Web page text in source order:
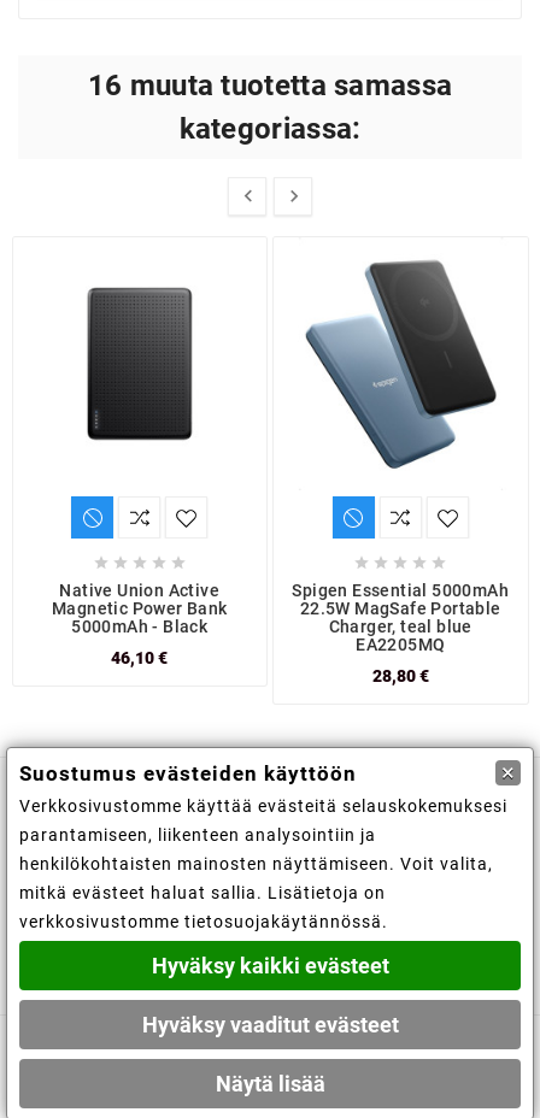
16 muuta tuotetta samassa
kategoriassa:
 
    
Native Union Active
Magnetic Power Bank
5000mAh - Black
46,10 €
    
Spigen Essential 5000mAh
22.5W MagSafe Portable
Charger, teal blue
EA2205MQ
28,80 €
Kaupan tiedot 

Tilisi 
Suostumus evästeiden käyttöön ×
Verkkosivustomme käyttää evästeitä selauskokemuksesi
parantamiseen, liikenteen analysointiin ja
henkilökohtaisten mainosten näyttämiseen. Voit valita,
mitkä evästeet haluat sallia. Lisätietoja on
verkkosivustomme tietosuojakäytännössä.
Hyväksy kaikki evästeet
Hyväksy vaaditut evästeet
Näytä lisää
© 2019 - Ecommerce software by PrestaShop™